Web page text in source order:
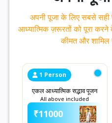
अपनी पूजा के लिए सबसे
आध्यात्मिक ज़रूरतों को पूरा करने
कीमत और शामिल
1 Person
एकल आध्यात्मिक सद्भाव पूजन
All above included
₹11000